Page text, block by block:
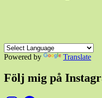
Powered by Translate
Följ mig på